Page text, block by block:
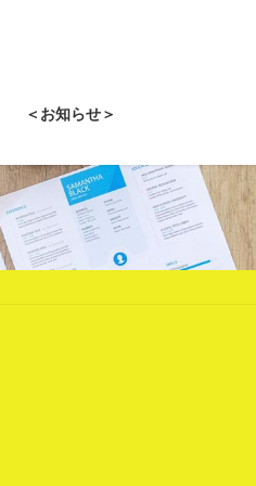
＜お知らせ＞